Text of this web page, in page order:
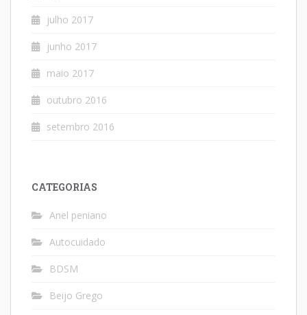
julho 2017
junho 2017
maio 2017
outubro 2016
setembro 2016
CATEGORIAS
Anel peniano
Autocuidado
BDSM
Beijo Grego